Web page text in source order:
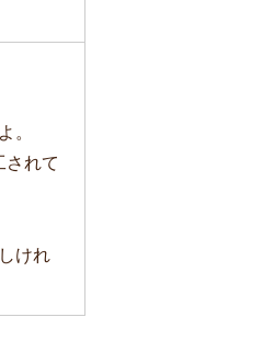
。
されて
けれ